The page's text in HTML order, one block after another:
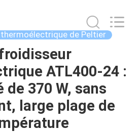
de Peltier
ATL400-24 :
de 370 W, sans
large plage de